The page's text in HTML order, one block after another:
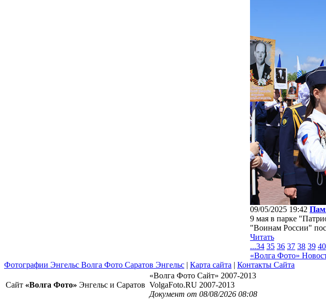
09/05/2025 19:42
9 мая в парке
"Воинам России"
Читать
...34 35 36 37 38 39 40
«Волга Фото»
Фотографии Энгельс Волга Фото Саратов Энгельс | Карта сайта | Контакты Сайта
Сайт «Волга Фото» Энгельс и Саратов
«Волга Фото Сайт» 2007-2013
VolgaFoto.RU 2007-2013
Документ от 08/08/2026 08:08